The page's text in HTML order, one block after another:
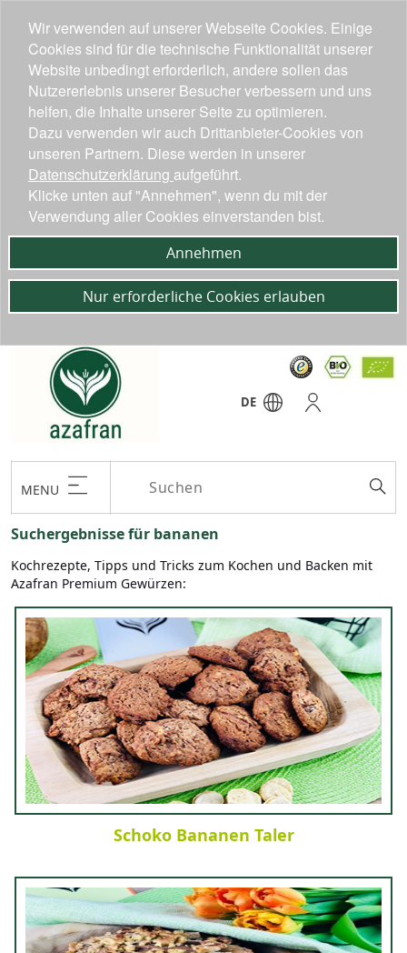
DE
MENU
Suchergebnisse für bananen
Kochrezepte, Tipps und Tricks zum Kochen und Backen mit
Azafran Premium Gewürzen:
Schoko Bananen Taler
Wir verwenden auf unserer Webseite Cookies. Einige
Cookies sind für die technische Funktionalität unserer
Website unbedingt erforderlich, andere sollen das
Nutzererlebnis unserer Besucher verbessern und uns
helfen, die Inhalte unserer Seite zu optimieren.
Dazu verwenden wir auch Drittanbieter-Cookies von
unseren Partnern. Diese werden in unserer
Datenschutzerklärung aufgeführt.
Klicke unten auf "Annehmen", wenn du mit der
Verwendung aller Cookies einverstanden bist.
Annehmen
Nur erforderliche Cookies erlauben